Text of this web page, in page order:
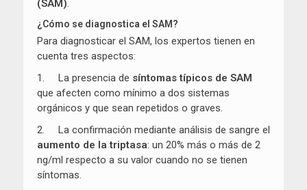
(SAM).
¿Cómo se diagnostica el SAM?
Para diagnosticar el SAM, los expertos tienen en
cuenta tres aspectos:
1. La presencia de síntomas típicos de SAM
que afecten como mínimo a dos sistemas
orgánicos y que sean repetidos o graves.
2. La confirmación mediante análisis de sangre el
aumento de la triptasa: un 20% más o más de 2
ng/ml respecto a su valor cuando no se tienen
síntomas.